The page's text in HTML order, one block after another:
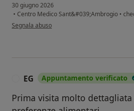
30 giugno 2026
• Centro Medico Sant&#039;Ambrogio •
secondo l'opinione dell'utente Ballabio
Segnala abuso
EG Appuntamento verificato
Prima visita molto